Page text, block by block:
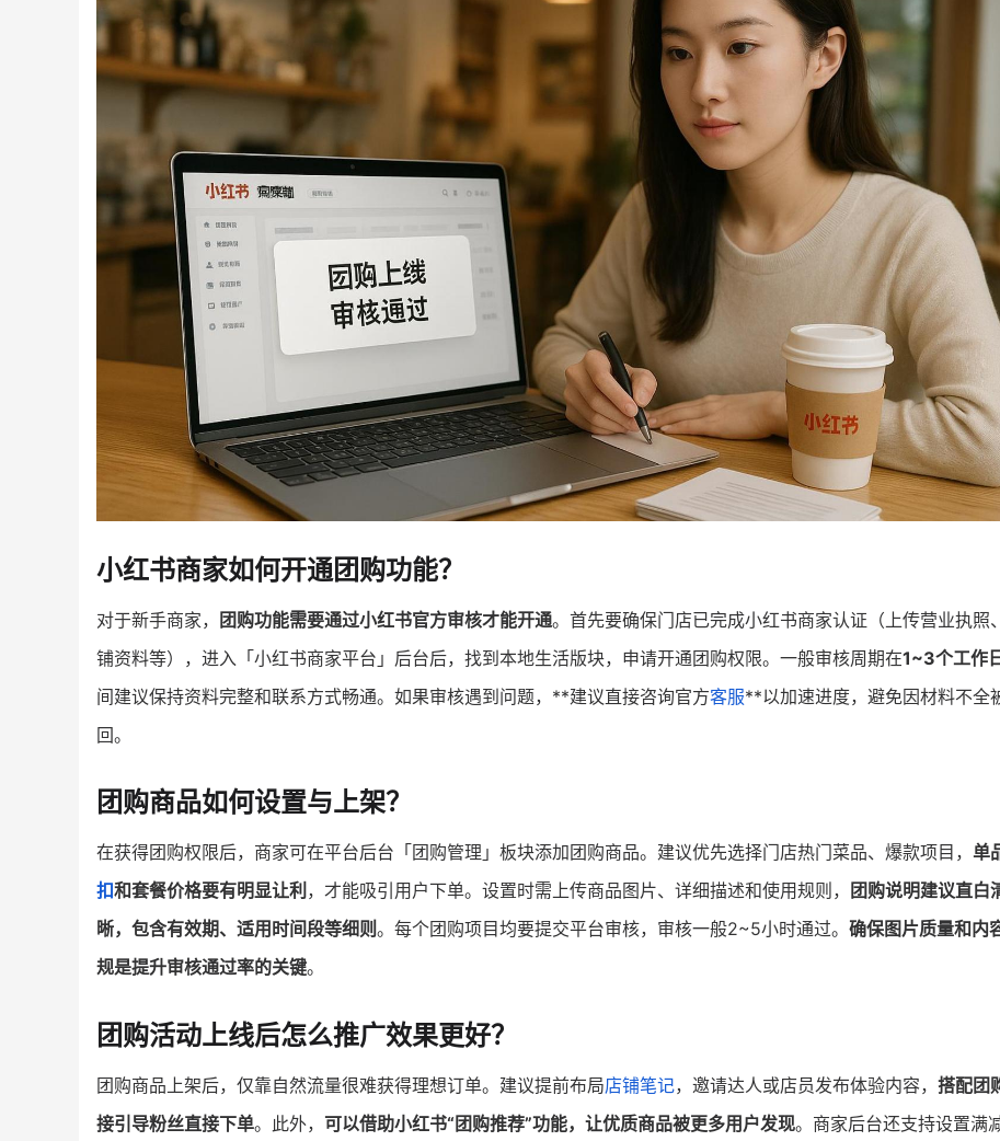
小红书商家如何开通团购功能？
对于新手商家， 团购功能需要通过小红书官方审核才能开通。首先要确保门店已完成小红书商家认证（上传营业执照
铺资料等），进入「小红书商家平台」后台后，找到本地生活版块，申请开通团购权限。一般审核周期在1~3个工作
间建议保持资料完整和联系方式畅通。如果审核遇到问题，**建议直接咨询官方客服**以加速进度，避免因材料不全
回。
团购商品如何设置与上架？
在获得团购权限后，商家可在平台后台「团购管理」板块添加团购商品。建议优先选择门店热门菜品、爆款项目， 单
扣和套餐价格要有明显让利 ，才能吸引用户下单。设置时需上传商品图片、详细描述和使用规则，
团购说明建议直白
晰，包含有效期、适用时间段等细则。每个团购项目均要提交平台审核，审核一般2~5小时通过。 确保图片质量和内
规是提升审核通过率的关键。
团购活动上线后怎么推广效果更好？
团购商品上架后，仅靠自然流量很难获得理想订单。建议提前布局店铺笔记，邀请达人或店员发布体验内容， 搭配团
接引导粉丝直接下单。此外， 可以借助小红书“团购推荐”功能，让优质商品被更多用户发现。商家后台还支持设置满